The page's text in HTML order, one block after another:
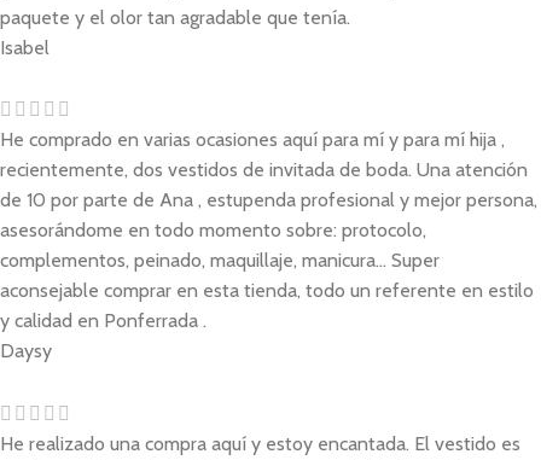
paquete y el olor tan agradable que tenía.
Isabel
He comprado en varias ocasiones aquí para mí y para mí hija ,
recientemente, dos vestidos de invitada de boda. Una atención
de 10 por parte de Ana , estupenda profesional y mejor persona,
asesorándome en todo momento sobre: protocolo,
complementos, peinado, maquillaje, manicura... Super
aconsejable comprar en esta tienda, todo un referente en estilo
y calidad en Ponferrada .
Daysy
He realizado una compra aquí y estoy encantada. El vestido es